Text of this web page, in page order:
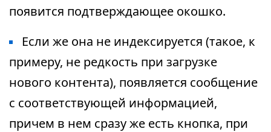
появится подтверждающее окошко.
Если же она не индексируется (такое, к
примеру, не редкость при загрузке
нового контента), появляется сообщение
с соответствующей информацией,
причем в нем сразу же есть кнопка, при